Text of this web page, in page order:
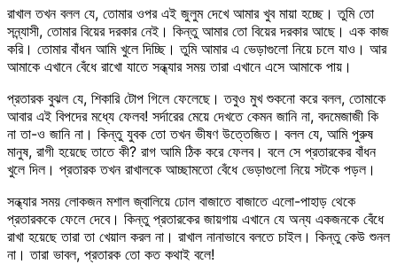
রাখাল তখন বলল যে, তোমার ওপর এই জুলুম দেখে আমার খুব মায়া হচ্ছে। তুমি তো
সন্ন্যাসী, তোমার বিয়ের দরকার নেই। কিন্তু আমার তো বিয়ের দরকার আছে। এক কাজ
করি। তোমার বাঁধন আমি খুলে দিচ্ছি। তুমি আমার এ ভেড়াগুলো নিয়ে চলে যাও। আর
আমাকে এখানে বেঁধে রাখো যাতে সন্ধ্যার সময় তারা এখানে এসে আমাকে পায়।
প্রতারক বুঝল যে, শিকারি টোপ গিলে ফেলেছে। তবুও মুখ শুকনো করে বলল, তোমাকে
আবার এই বিপদের মধ্যে ফেলব! সর্দারের মেয়ে দেখতে কেমন জানি না, বদমেজাজী কি
না তা-ও জানি না। কিন্তু যুবক তো তখন ভীষণ উত্তেজিত। বলল যে, আমি পুরুষ
মানুষ, রাগী হয়েছে তাতে কী? রাগ আমি ঠিক করে ফেলব। বলে সে প্রতারকের বাঁধন
খুলে দিল। প্রতারক তখন রাখালকে আচ্ছামতো বেঁধে ভেড়াগুলো নিয়ে সটকে পড়ল।
সন্ধ্যার সময় লোকজন মশাল জ্বালিয়ে ঢোল বাজাতে বাজাতে এলো-পাহাড় থেকে
প্রতারককে ফেলে দেবে। কিন্তু প্রতারকের জায়গায় এখানে যে অন্য একজনকে বেঁধে
রাখা হয়েছে তারা তা খেয়াল করল না। রাখাল নানাভাবে বলতে চাইল। কিন্তু কেউ শুনল
না। তারা ভাবল, প্রতারক তো কত কথাই বলে!